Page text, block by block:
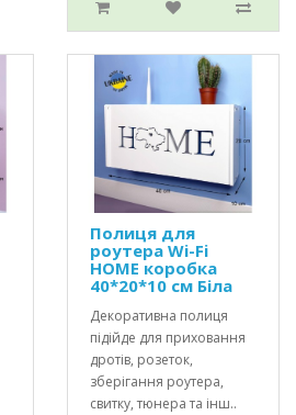
Полиця для
роутера Wi-Fi
HOME коробка
40*20*10 см Біла
Декоративна полиця
підійде для приховання
дротів, розеток,
зберігання роутера,
свитку, тюнера та інш..